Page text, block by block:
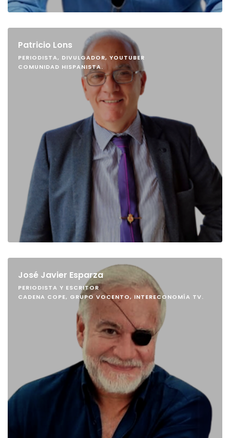
Patricio Lons
PERIODISTA, DIVULGADOR, YOUTUBER
COMUNIDAD HISPANISTA.
José Javier Esparza
PERIODISTA Y ESCRITOR
CADENA COPE, GRUPO VOCENTO, INTERECONOMÍA TV.